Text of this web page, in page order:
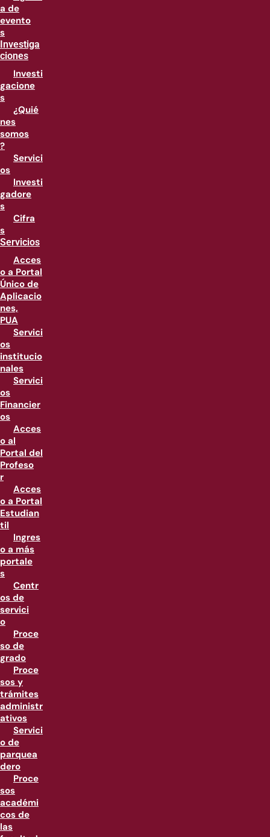
a de
evento
s
Investiga
ciones
Investi
gacione
s
¿Quié
nes
somos
?
Servici
os
Investi
gadore
s
Cifra
s
Servicios
Acces
o a Portal
Único de
Aplicacio
nes,
PUA
Servici
os
institucio
nales
Servici
os
Financier
os
Acces
o al
Portal del
Profeso
r
Acces
o a Portal
Estudian
til
Ingres
o a más
portale
s
Centr
os de
servici
o
Proce
so de
grado
Proce
sos y
trámites
administr
ativos
Servici
o de
parquea
dero
Proce
sos
académi
cos de
las